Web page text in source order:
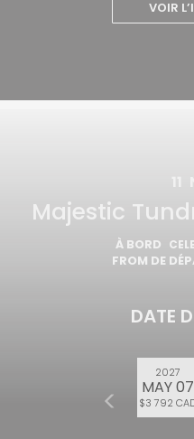
VOIR
Majestic
À BORD
FROM DE
DATE
2027
MAY 07
$3 792